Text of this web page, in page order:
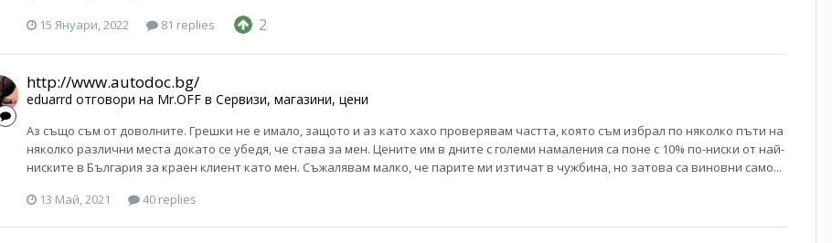
15 Януари, 2022 81 replies 2
http://www.autodoc.bg/
eduarrd отговори на Mr.OFF в Сервизи, магазини, цени
Аз също съм от доволните. Грешки не е имало, защото и аз като xaxo проверявам частта, която съм избрал по няколко пъти на
няколко различни места докато се убедя, че става за мен. Цените им в дните с големи намаления са поне с 10% по-ниски от най-
ниските в България за краен клиент като мен. Съжалявам малко, че парите ми изтичат в чужбина, но затова са виновни само...
13 Май, 2021
40 replies